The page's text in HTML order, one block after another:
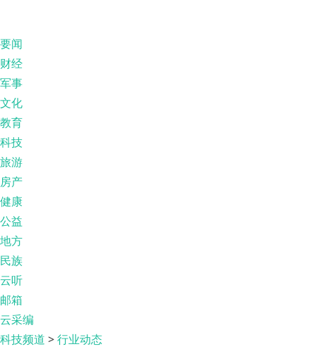
要闻
财经
军事
文化
教育
科技
旅游
房产
健康
公益
地方
民族
云听
邮箱
云采编
科技频道 >行业动态